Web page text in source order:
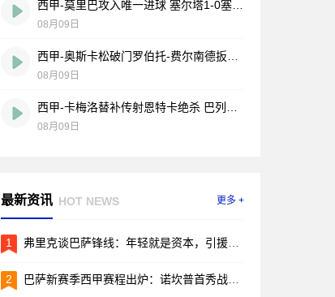
08月09日
08月09日
08月09日
最新资讯 HOT NEWS 更多 +
1 弗里克谈巴萨锋线：年轻就是资本，引援的事儿先放放
2 巴萨新赛季西甲赛程出炉：诺坎普首秀战毕包，两回合国家德比引爆焦点